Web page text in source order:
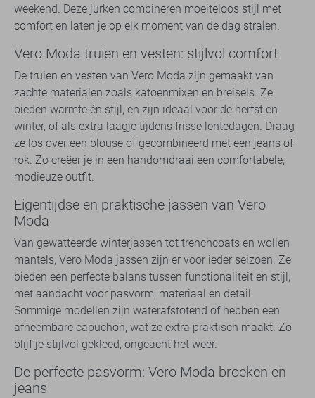
weekend. Deze jurken combineren moeiteloos stijl met
comfort en laten je op elk moment van de dag stralen.
Vero Moda truien en vesten: stijlvol comfort
De truien en vesten van Vero Moda zijn gemaakt van
zachte materialen zoals katoenmixen en breisels. Ze
bieden warmte én stijl, en zijn ideaal voor de herfst en
winter, of als extra laagje tijdens frisse lentedagen. Draag
ze los over een blouse of gecombineerd met een jeans of
rok. Zo creëer je in een handomdraai een comfortabele,
modieuze outfit.
Eigentijdse en praktische jassen van Vero
Moda
Van gewatteerde winterjassen tot trenchcoats en wollen
mantels, Vero Moda jassen zijn er voor ieder seizoen. Ze
bieden een perfecte balans tussen functionaliteit en stijl,
met aandacht voor pasvorm, materiaal en detail.
Sommige modellen zijn waterafstotend of hebben een
afneembare capuchon, wat ze extra praktisch maakt. Zo
blijf je stijlvol gekleed, ongeacht het weer.
De perfecte pasvorm: Vero Moda broeken en
jeans